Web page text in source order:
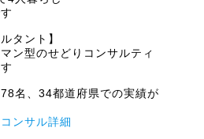
タント】
ン型のせどりコンサルティ
名、34都道府県での実績が
コンサル詳細